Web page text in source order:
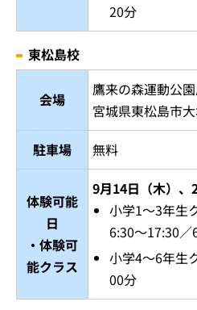
20分
東松島校
会場
鷹来の森運動公
宮城県東松島市
駐車場
無料
体験可能
日
・体験可
能クラス
9月14日（木）、
小学1～3年生
6:30～17:30／
小学4～6年生
00分